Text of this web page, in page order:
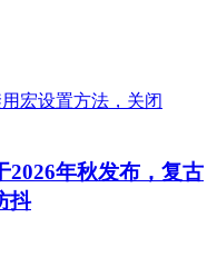
年秋发布，复古
抖